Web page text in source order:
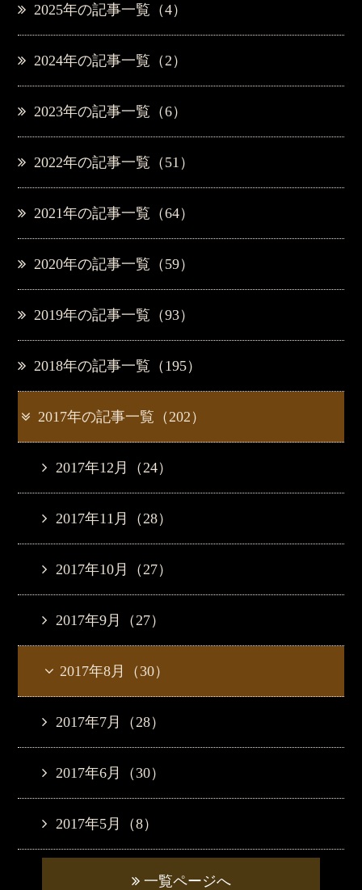
2025年の記事一覧（4）
2024年の記事一覧（2）
2023年の記事一覧（6）
2022年の記事一覧（51）
2021年の記事一覧（64）
2020年の記事一覧（59）
2019年の記事一覧（93）
2018年の記事一覧（195）
2017年の記事一覧（202）
2017年12月（24）
2017年11月（28）
2017年10月（27）
2017年9月（27）
2017年8月（30）
2017年7月（28）
2017年6月（30）
2017年5月（8）
一覧ページへ